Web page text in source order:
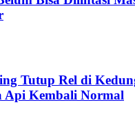
Tutup Rel di
Api Kembali Normal